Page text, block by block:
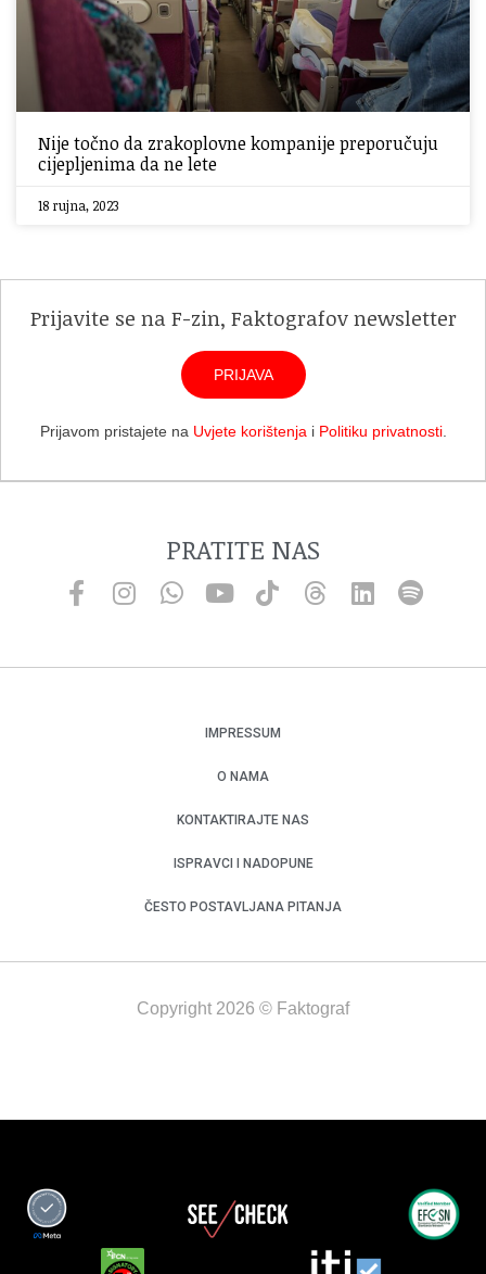
Nije točno da zrakoplovne kompanije preporučuju
cijepljenima da ne lete
18 rujna, 2023
Prijavite se na F-zin, Faktografov newsletter
PRIJAVA
Prijavom pristajete na Uvjete korištenja i Politiku privatnosti.
PRATITE NAS
IMPRESSUM
O NAMA
KONTAKTIRAJTE NAS
ISPRAVCI I NADOPUNE
ČESTO POSTAVLJANA PITANJA
Copyright 2026 © Faktograf